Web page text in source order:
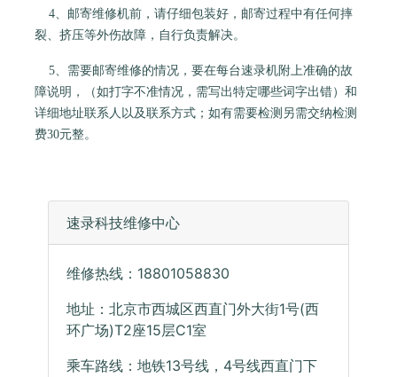
4、邮寄维修机前，请仔细包装好，邮寄过程中有任何摔
裂、挤压等外伤故障，自行负责解决。
5、需要邮寄维修的情况，要在每台速录机附上准确的故
障说明，（如打字不准情况，需写出特定哪些词字出错）和
详细地址联系人以及联系方式；如有需要检测另需交纳检测
费30元整。
速录科技维修中心
维修热线：18801058830
地址：北京市西城区西直门外大街1号(西
环广场)T2座15层C1室
乘车路线：地铁13号线，4号线西直门下